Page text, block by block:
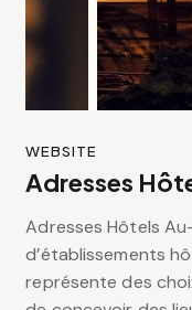
WEBSITE
Adresses
Adresses Hôtels
d’établissements
représente des